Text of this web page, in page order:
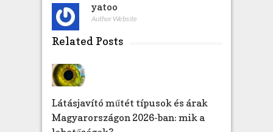
e
z
yatoo
Author Website
Related Posts
Látásjavító műtét típusok és árak
Magyarországon 2026-ban: mik a